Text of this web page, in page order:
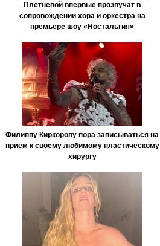
Плетневой впервые прозвучат в
сопровождении хора и оркестра на
премьере шоу «Ностальгия»
Филиппу Киркорову пора записываться на
прием к своему любимому пластическому
хирургу